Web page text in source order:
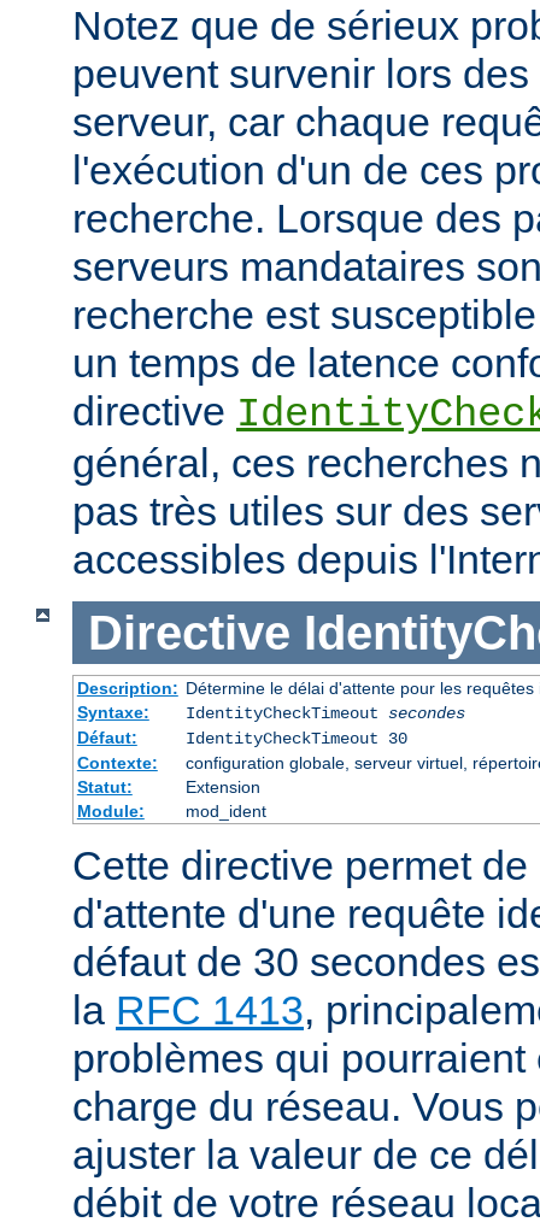
Notez que de sérieux
peuvent survenir lors
serveur, car chaque
l'exécution d'un de ces
recherche. Lorsque des
serveurs mandataires
recherche est
un temps de latence
directive
général, ces recherches
pas très utiles sur des
accessibles depuis
Directive
Description: Détermine le délai d'attente pour les requêtes
Syntaxe:
IdentityCheckTimeout secondes
Défaut:
IdentityCheckTimeout 30
Contexte:
configuration globale, serveur virtuel,
Statut:
Extension
Module:
mod_ident
Cette directive permet
d'attente d'une requête
défaut de 30 secondes
la RFC 1413,
problèmes qui
charge du réseau. Vous
ajuster la valeur de ce
débit de votre réseau